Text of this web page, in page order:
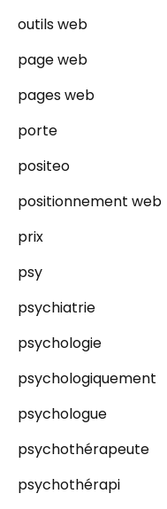
outils web
page web
pages web
porte
positeo
positionnement web
prix
psy
psychiatrie
psychologie
psychologiquement
psychologue
psychothérapeute
psychothérapi